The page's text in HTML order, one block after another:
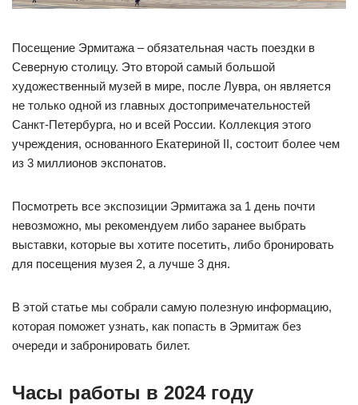
Посещение Эрмитажа – обязательная часть поездки в
Северную столицу. Это второй самый большой
художественный музей в мире, после Лувра, он является
не только одной из главных достопримечательностей
Санкт-Петербурга, но и всей России. Коллекция этого
учреждения, основанного Екатериной II, состоит более чем
из 3 миллионов экспонатов.
Посмотреть все экспозиции Эрмитажа за 1 день почти
невозможно, мы рекомендуем либо заранее выбрать
выставки, которые вы хотите посетить, либо бронировать
для посещения музея 2, а лучше 3 дня.
В этой статье мы собрали самую полезную информацию,
которая поможет узнать, как попасть в Эрмитаж без
очереди и забронировать билет.
Часы работы в 2024 году